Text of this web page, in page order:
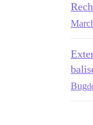
Bug